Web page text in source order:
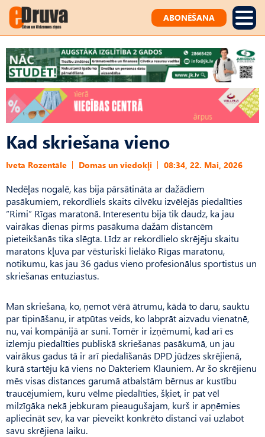
ABONĒŠANA
Kad skriešana vieno
Iveta Rozentāle Domas un viedokļi 08:34, 22. Mai, 2026
Nedēļas nogalē, kas bija pārsātināta ar dažādiem
pasākumiem, rekordliels skaits cilvēku izvēlējās piedalīties
“Rimi” Rīgas maratonā. Interesentu bija tik daudz, ka jau
vairākas dienas pirms pasākuma dažām distancēm
pieteikšanās tika slēgta. Līdz ar rekordlielo skrējēju skaitu
maratons kļuva par vēsturiski lielāko Rīgas maratonu,
notikumu, kas jau 36 gadus vieno profesionālus sportistus un
skriešanas entuziastus.
Man skriešana, ko, ņemot vērā ātrumu, kādā to daru, sauktu
par tipināšanu, ir atpūtas veids, ko labprāt aizvadu vienatnē,
nu, vai kompānijā ar suni. Tomēr ir izņēmumi, kad arī es
izlemju piedalīties publiskā skriešanas pasākumā, un jau
vairākus gadus tā ir arī piedalīšanās DPD jūdzes skrējienā,
kurā startēju kā viens no Dakteriem Klauniem. Ar šo skrējienu
mēs visas distances garumā atbalstām bērnus ar kustību
traucējumiem, kuru vēlme piedalīties, šķiet, ir pat vēl
milzīgāka nekā jebkuram pieaugušajam, kurš ir apņēmies
apliecināt sev, ka var pieveikt konkrēto distanci vai uzlabot
savu skrējiena laiku.